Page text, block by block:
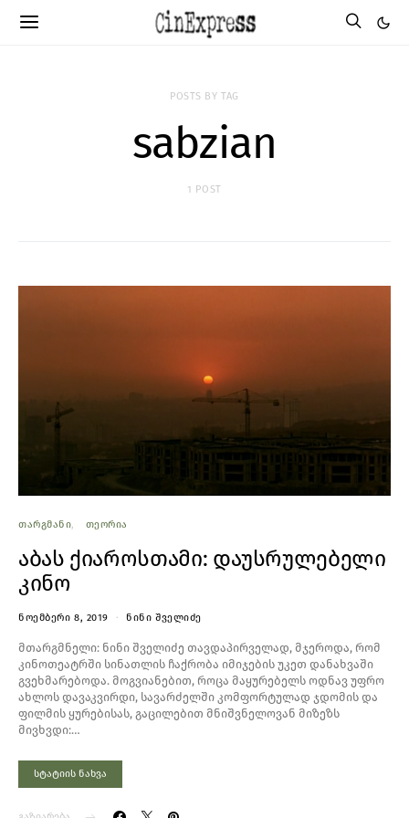
POSTS BY TAG
sabzian
1 POST
ᲗᲐᲠᲒᲛᲐᲜᲘ ᲗᲔᲝᲠᲘᲐ
აბას ქიაროსთამი: დაუსრულებელი
კინო
ᲜᲝᲔᲛᲑᲔᲠᲘ 8, 2019 ᲜᲘᲜᲘ ᲨᲕᲔᲚᲘᲫᲔ
მთარგმნელი: ნინი შველიძე თავდაპირველად, მჯეროდა, რომ
კინოთეატრში სინათლის ჩაქრობა იმიჯების უკეთ დანახვაში
გვეხმარებოდა. მოგვიანებით, როცა მაყურებელს ოდნავ უფრო
ახლოს დავაკვირდი, სავარძელში კომფორტულად ჯდომის და
ფილმის ყურებისას, გაცილებით მნიშვნელოვან მიზეზს
მივხვდი:…
სტატიის ნახვა